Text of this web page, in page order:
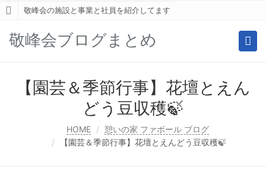
敬峰会の施設と事業と社員を紹介してます
敬峰会ブログまとめ
【園芸＆季節行事】花壇とえん
どう豆収穫🍃
HOME
憩いの家 ファボール ブログ
【園芸＆季節行事】花壇とえんどう豆収穫🍃